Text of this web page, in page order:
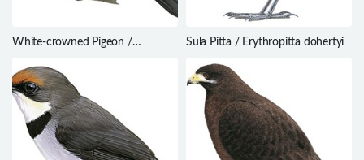
White-crowned Pigeon /
Sula Pitta / Erythropitta dohertyi